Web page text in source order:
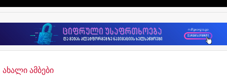
ახალი ამბები